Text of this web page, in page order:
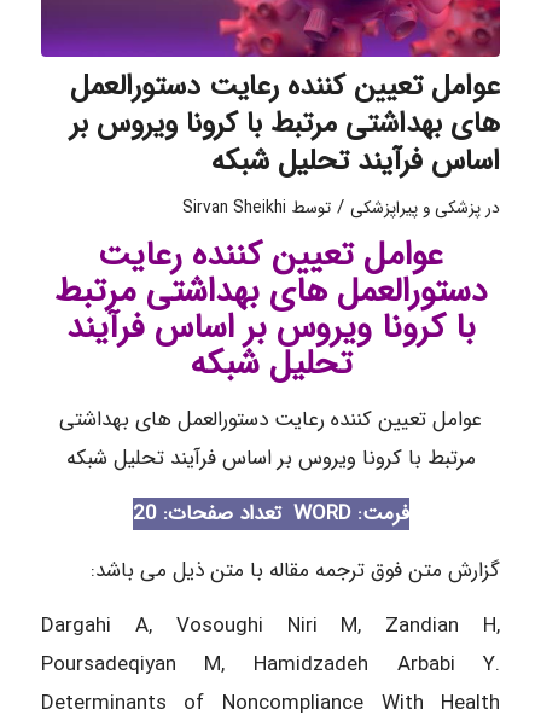
عوامل تعیین کننده رعایت دستورالعمل
های بهداشتی مرتبط با کرونا ویروس بر
اساس فرآیند تحلیل شبکه
در پزشکی و پیراپزشکی / توسط Sirvan Sheikhi
عوامل تعیین کننده رعایت
دستورالعمل های بهداشتی مرتبط
با کرونا ویروس بر اساس فرآیند
تحلیل شبکه
عوامل تعیین کننده رعایت دستورالعمل های بهداشتی
مرتبط با کرونا ویروس بر اساس فرآیند تحلیل شبکه
فرمت: WORD
تعداد صفحات: 20
گزارش متن فوق ترجمه مقاله با متن ذیل می باشد:
Dargahi A, Vosoughi Niri M, Zandian H,
Poursadeqiyan M, Hamidzadeh Arbabi Y.
Determinants of Noncompliance With Health